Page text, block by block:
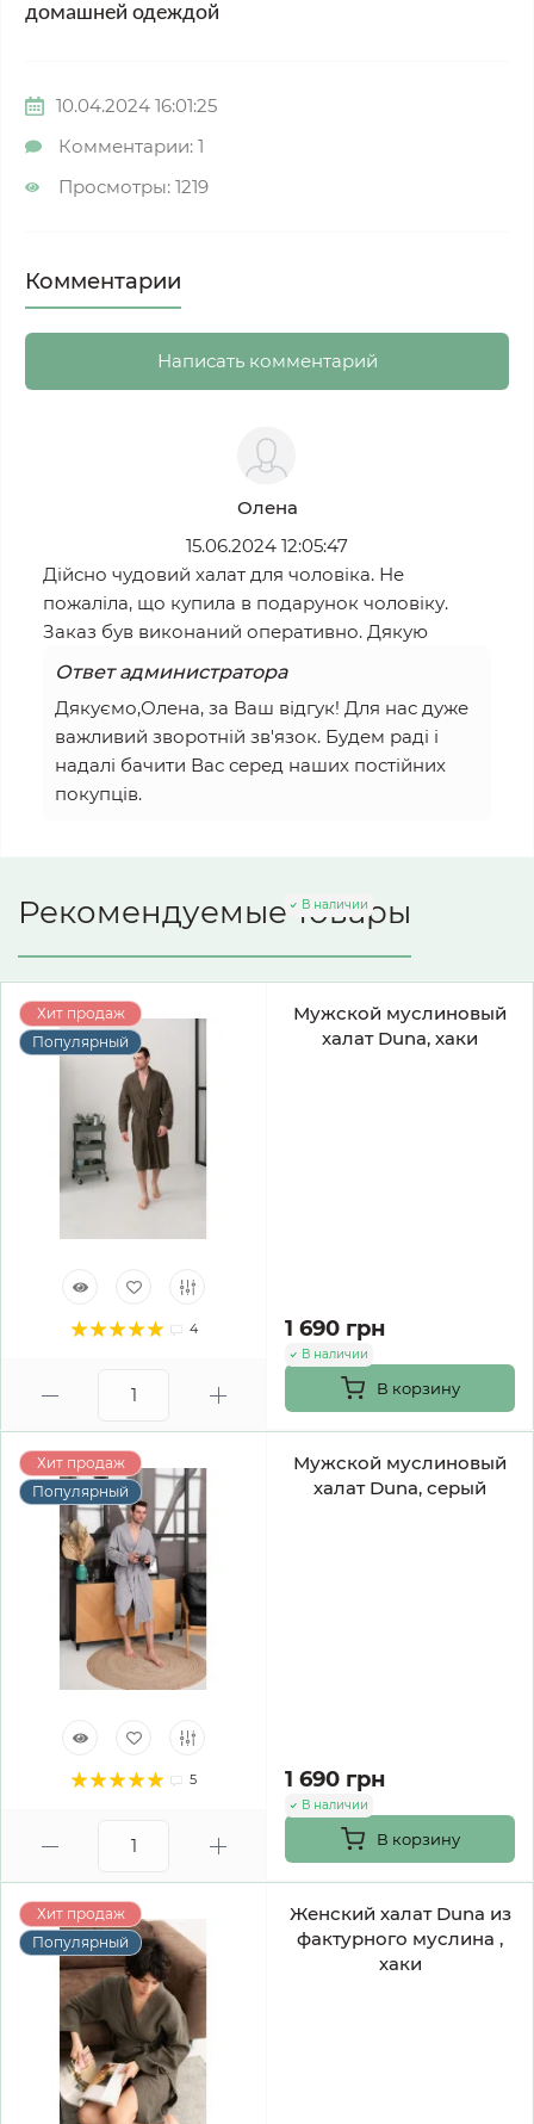
домашней одеждой
10.04.2024 16:01:25
Комментарии: 1
Просмотры: 1219
Комментарии
Написать комментарий
Олена
15.06.2024 12:05:47
Дійсно чудовий халат для чоловіка. Не
пожаліла, що купила в подарунок чоловіку.
Заказ був виконаний оперативно. Дякую
Ответ администратора
Дякуємо,Олена, за Ваш відгук! Для нас дуже
важливий зворотній зв'язок. Будем раді і
надалі бачити Вас серед наших постійних
покупців.
Рекомендуемые товары
Хит продаж
Популярный
4
Мужской муслиновый
халат Duna, хаки
В наличии
1 690 грн
В корзину
Хит продаж
Популярный
5
Мужской муслиновый
халат Duna, серый
В наличии
1 690 грн
В корзину
Хит продаж
Популярный
Женский халат Duna из
фактурного муслина ,
хаки
В наличии